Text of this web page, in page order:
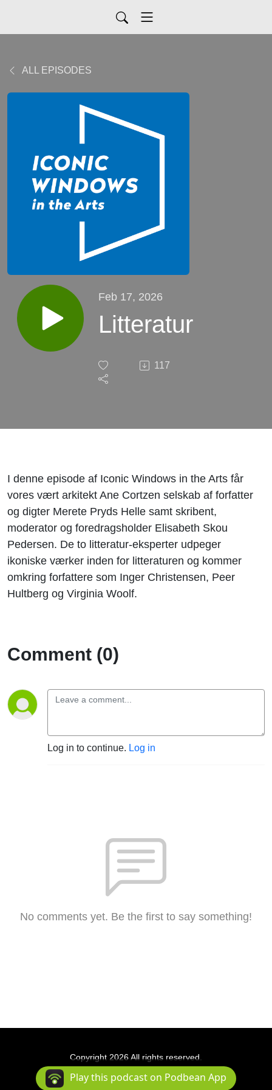
ALL EPISODES
Feb 17, 2026
Litteratur
117
I denne episode af Iconic Windows in the Arts får
vores vært arkitekt Ane Cortzen selskab af forfatter
og digter Merete Pryds Helle samt skribent,
moderator og foredragsholder Elisabeth Skou
Pedersen. De to litteratur-eksperter udpeger
ikoniske værker inden for litteraturen og kommer
omkring forfattere som Inger Christensen, Peer
Hultberg og Virginia Woolf.
Comment (0)
Log in to continue. Log in
No comments yet. Be the first to say something!
Copyright 2026 All rights reserved.
Podcast Powered By Podbean
Play this podcast on Podbean App